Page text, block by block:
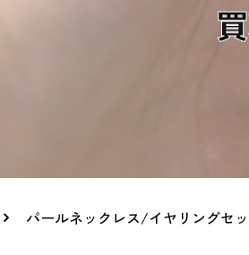
パールネックレス/イヤリングセ